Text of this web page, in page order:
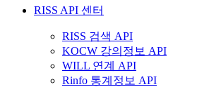
RISS API 센터
RISS 검색 API
KOCW 강의정보 API
WILL 연계 API
Rinfo 통계정보 API